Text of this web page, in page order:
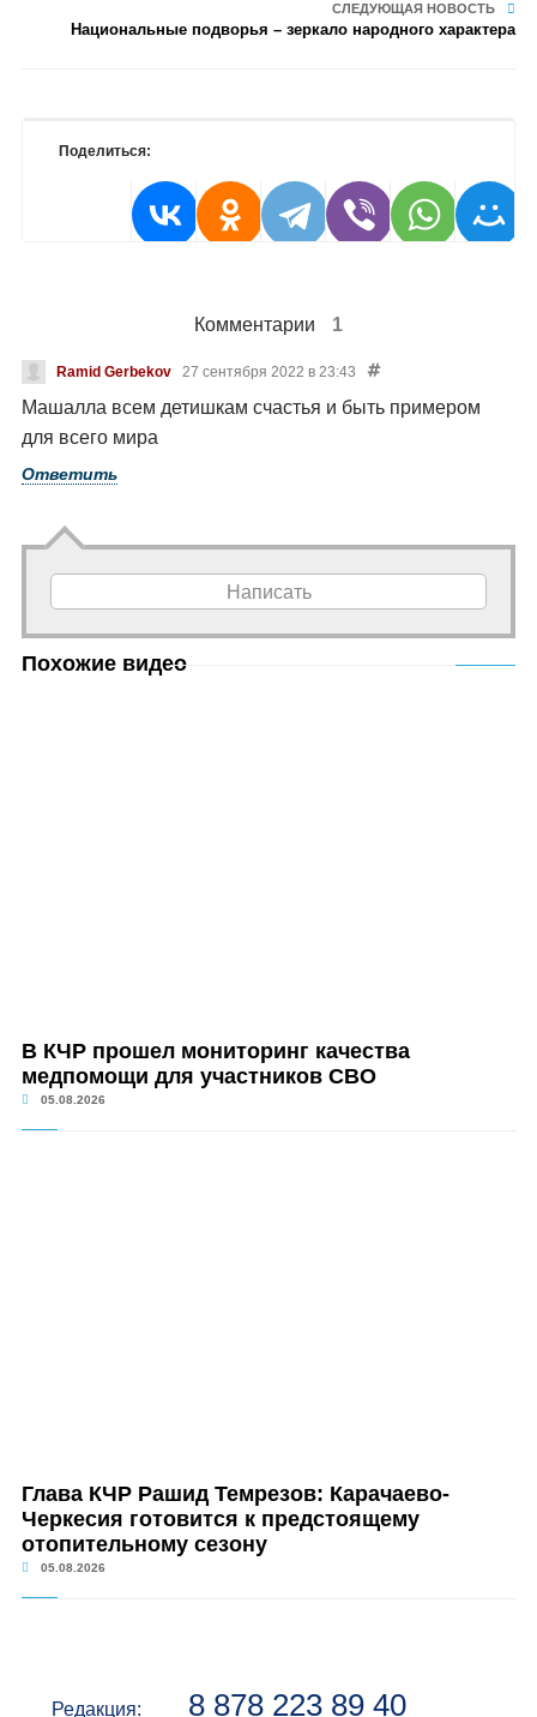
СЛЕДУЮЩАЯ НОВОСТЬ
Национальные подворья – зеркало народного характера
Поделиться:
Комментарии 1
Ramid Gerbekov 27 сентября 2022 в 23:43
Машалла всем детишкам счастья и быть примером
для всего мира
Ответить
Написать
Похожие видео
В КЧР прошел мониторинг качества
медпомощи для участников СВО
05.08.2026
Глава КЧР Рашид Темрезов: Карачаево-
Черкесия готовится к предстоящему
отопительному сезону
05.08.2026
Редакция: 8 878 223 89 40